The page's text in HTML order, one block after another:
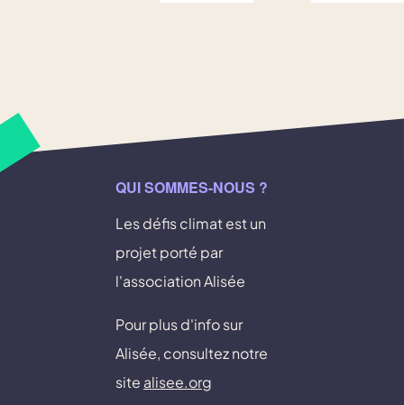
QUI SOMMES-NOUS ?
Les défis climat est un
projet porté par
l'association Alisée
Pour plus d'info sur
Alisée, consultez notre
site alisee.org